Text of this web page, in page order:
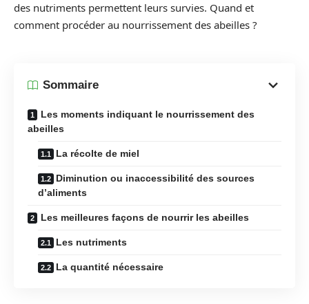
des nutriments permettent leurs survies. Quand et
comment procéder au nourrissement des abeilles ?
Sommaire
Les moments indiquant le nourrissement des
abeilles
La récolte de miel
Diminution ou inaccessibilité des sources
d’aliments
Les meilleures façons de nourrir les abeilles
Les nutriments
La quantité nécessaire